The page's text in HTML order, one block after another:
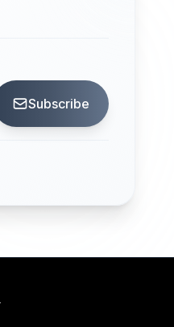
Subscribe